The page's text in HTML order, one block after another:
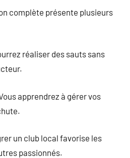
complète présente plusieurs
réaliser des sauts sans
apprendrez à gérer vos
un club local favorise les
passionnés.